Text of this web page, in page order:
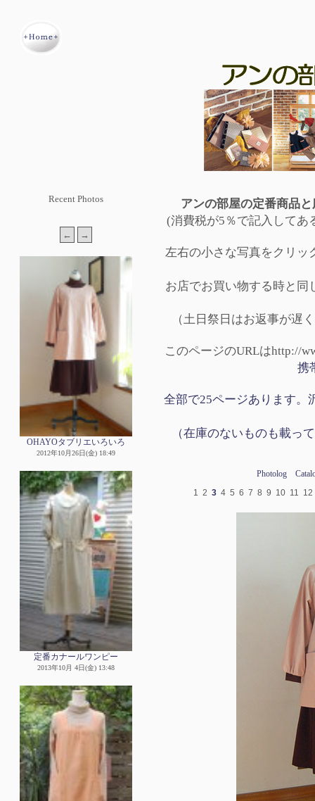
Recent Photos
OHAYOタブリエいろいろ
2012年10月26日(金) 18:49
定番カナールワンピー
2013年10月 4日(金) 13:48
アンの部屋の定番商品
(消費税が5％で記入してあ
左右の小さな写真をクリッ
お店でお買い物する時と同
（土日祭日はお返事が遅
このページのURLはhttp://
携
全部で25ページあります。
（在庫のないものも載っ
Photolog
1 2 3 4 5 6 7 8 9 10 11 12